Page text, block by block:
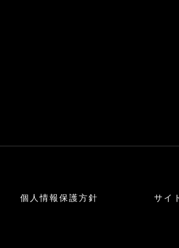
個人情報保護方針 サイ